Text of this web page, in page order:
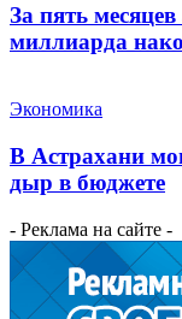
За пять
миллиарда
Экономика
В Астрахани
дыр в бюджете
- Реклама на сайте -